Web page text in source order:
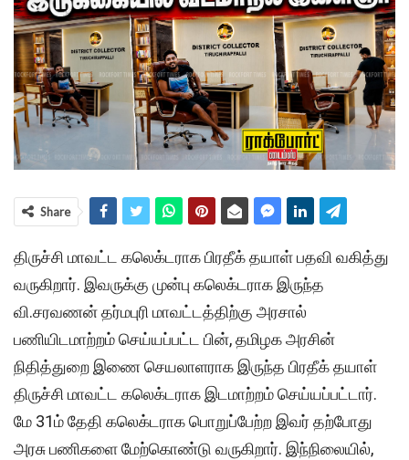
Share
திருச்சி மாவட்ட கலெக்டராக பிரதீக் தயாள் பதவி வகித்து
வருகிறார். இவருக்கு முன்பு கலெக்டராக இருந்த
வி.சரவணன் தர்மபுரி மாவட்டத்திற்கு அரசால்
பணியிடமாற்றம் செய்யப்பட்ட பின், தமிழக அரசின்
நிதித்துறை இணை செயலாளராக இருந்த பிரதீக் தயாள்
திருச்சி மாவட்ட கலெக்டராக இடமாற்றம் செய்யப்பட்டார்.
மே 31ம் தேதி கலெக்டராக பொறுப்பேற்ற இவர் தற்போது
அரசு பணிகளை மேற்கொண்டு வருகிறார். இந்நிலையில்,